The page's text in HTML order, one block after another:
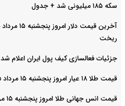
سکه ۱۸۵ میلیونی شد + جدول
ریخت
جزئیات فعالسازی کیف پول ایران اعلام شد
قیمت طلا ۱۸ عیار امروز پنجشنبه ۱۵ مرداد ۱۴۰۵/ طلا دوباره صعودی شد